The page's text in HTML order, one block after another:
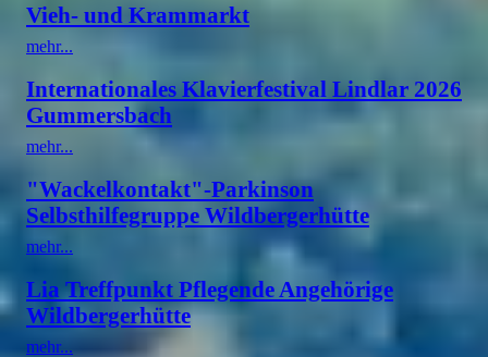
Vieh- und Krammarkt
mehr...
Internationales Klavierfestival Lindlar 2026
Gummersbach
mehr...
"Wackelkontakt"-Parkinson
Selbsthilfegruppe Wildbergerhütte
mehr...
Lia Treffpunkt Pflegende Angehörige
Wildbergerhütte
mehr...